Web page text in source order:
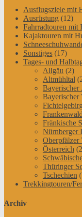
Ausflugsziele mit
Ausrüstung (12)
Fahrradtouren mit
Kajaktouren mit
Sonstiges (17)
Tages- und
Allgäu (2)
Altmühltal
Bayerischer
Bayerischer
Frankenwald
Fränkische
Nürnberger
Oberpfälzer
Österreich
Thüringer
Tschechien
Trekkingtouren/
Archiv